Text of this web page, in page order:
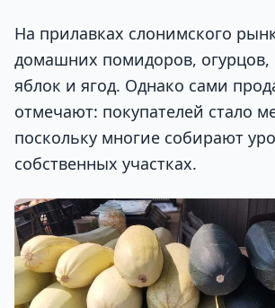
На прилавках слонимского
домашних помидоров, огурцов,
яблок и ягод. Однако сами
отмечают: покупателей стало
поскольку многие собирают
собственных участках.